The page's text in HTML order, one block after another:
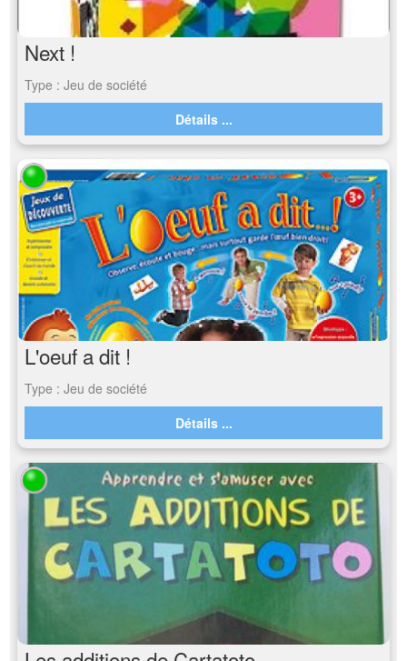
Next !
Type : Jeu de société
Détails ...
L'oeuf a dit !
Type : Jeu de société
Détails ...